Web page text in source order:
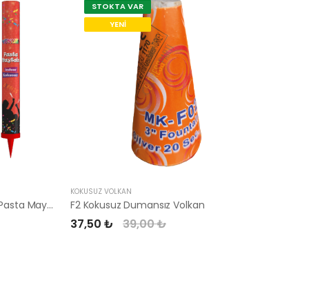
Kokusuz Dumansız İç Mekan Pasta Maytabı
STOKTA VAR
YENI
KOKUSUZ VOLKAN
F2 Kokusuz Dumansız Volkan
37,50 ₺ 39,00 ₺